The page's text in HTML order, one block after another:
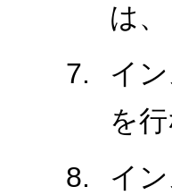
は
イ
を
イ